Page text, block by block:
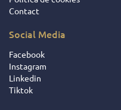
sa ne
mult mai
fapte,
daruire si
frumoase
decat nota
Contact
Social Media
Facebook
Instagram
Linkedin
Tiktok